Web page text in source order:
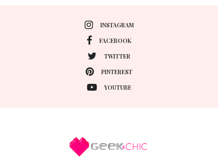
INSTAGRAM
FACEBOOK
TWITTER
PINTEREST
YOUTUBE